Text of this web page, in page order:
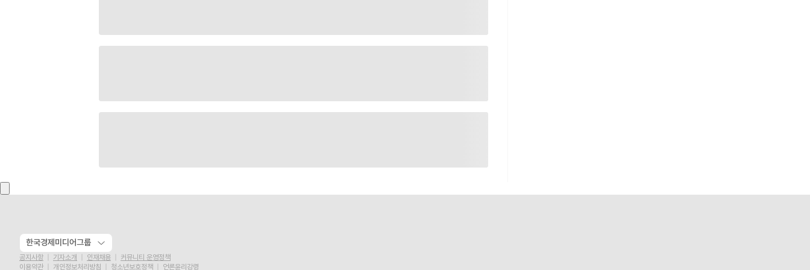
한국경제미디어그룹
공지사항 기자소개 인재채용
커뮤니티 운영정책
이용약관
개인정보처리방침 청소년보호정책 언론윤리강령